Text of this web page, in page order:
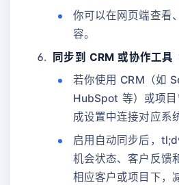
你可以在网页端查看
容。
同步到 CRM 或协作工具
若你使用 CRM（如
HubSpot 等）或项
成设置中连接对应系
启用自动同步后，
机会状态、客户反馈
相应客户或项目下，